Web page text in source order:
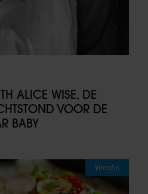
ALICE WISE, DE
VOOR DE
BABY
Vriendin